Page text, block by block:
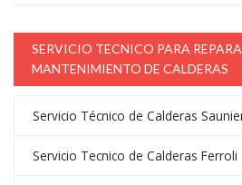
SERVICIO TECNICO PARA
MANTENIMIENTO DE CALDERAS
Servicio Técnico de Calderas
Servicio Tecnico de Calderas Ferroli